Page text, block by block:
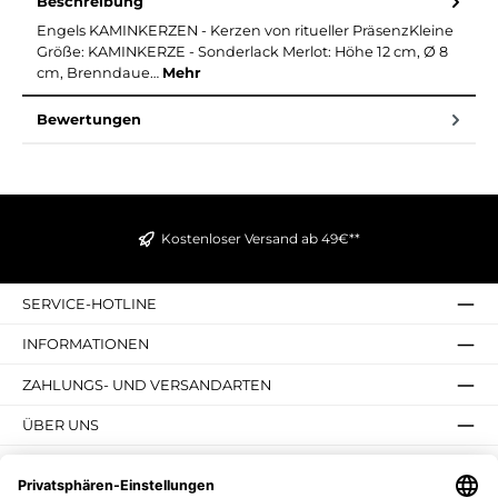
Engels KAMINKERZEN - Kerzen von ritueller PräsenzKleine
Größe: KAMINKERZE - Sonderlack Merlot: Höhe 12 cm, Ø 8
cm, Brenndaue… Mehr
Bewertungen
Kostenloser Versand ab 49€**
SERVICE-HOTLINE
INFORMATIONEN
ZAHLUNGS- UND VERSANDARTEN
ÜBER UNS